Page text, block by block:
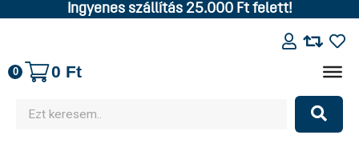
Ingyenes szállítás 25.000 Ft felett!
0 0 Ft